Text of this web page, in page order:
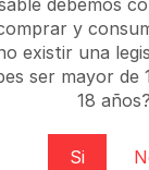
y
existir una
ser mayor de
18 años?
Si